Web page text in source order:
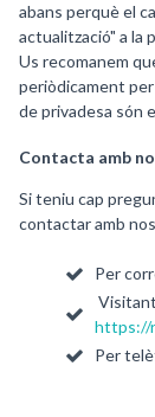
abans perquè el
actualització" a la
Us recomanem
periòdicament per
de privadesa són
Contacta amb
Si teniu cap
contactar amb
Per
https://
Per